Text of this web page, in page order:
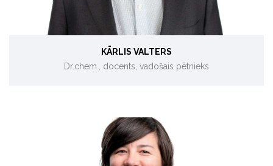
KĀRLIS VALTERS
Dr.chem., docents, vadošais pētnieks